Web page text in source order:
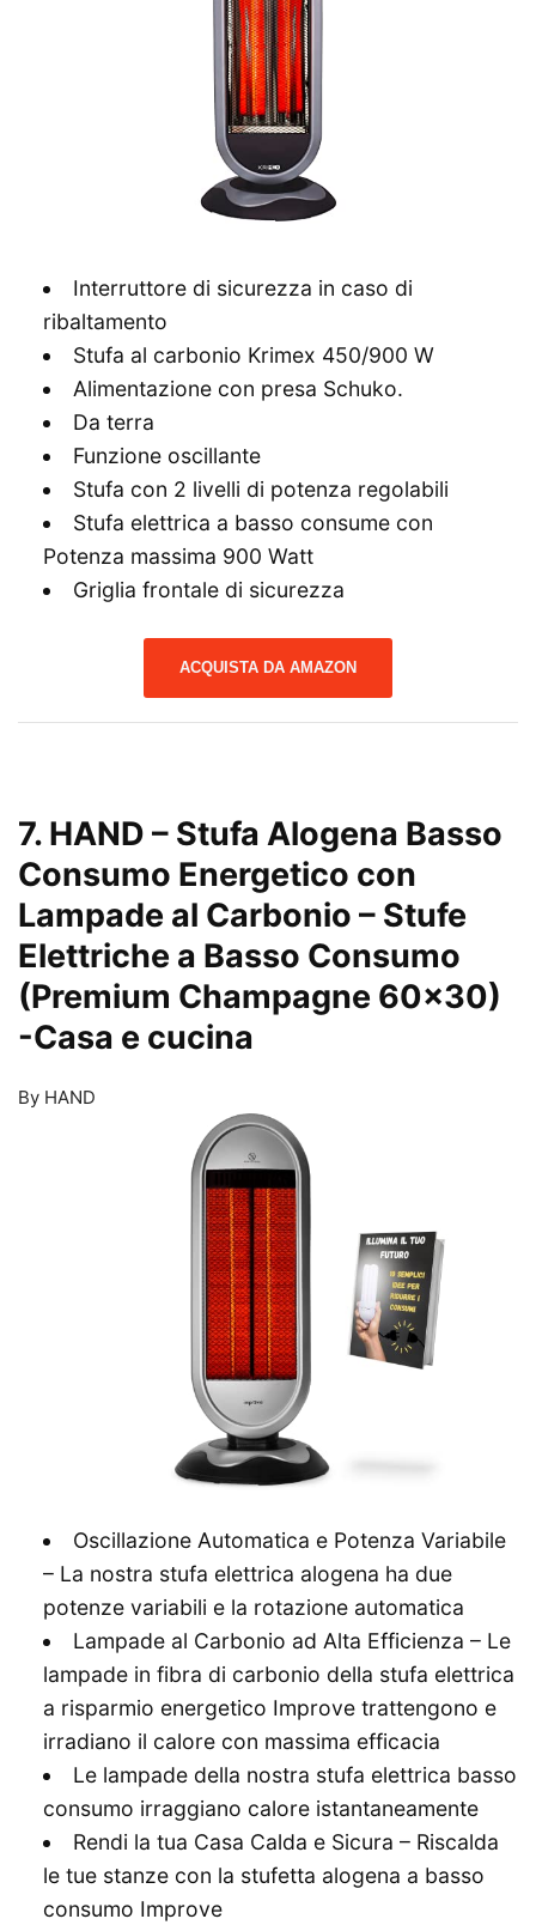
Interruttore di sicurezza in caso di
ribaltamento
Stufa al carbonio Krimex 450/900 W
Alimentazione con presa Schuko.
Da terra
Funzione oscillante
Stufa con 2 livelli di potenza regolabili
Stufa elettrica a basso consume con
Potenza massima 900 Watt
Griglia frontale di sicurezza
ACQUISTA DA AMAZON
7. HAND – Stufa Alogena Basso
Consumo Energetico con
Lampade al Carbonio – Stufe
Elettriche a Basso Consumo
(Premium Champagne 60×30)
-Casa e cucina
By HAND
Oscillazione Automatica e Potenza Variabile
– La nostra stufa elettrica alogena ha due
potenze variabili e la rotazione automatica
Lampade al Carbonio ad Alta Efficienza – Le
lampade in fibra di carbonio della stufa elettrica
a risparmio energetico Improve trattengono e
irradiano il calore con massima efficacia
Le lampade della nostra stufa elettrica basso
consumo irraggiano calore istantaneamente
Rendi la tua Casa Calda e Sicura – Riscalda
le tue stanze con la stufetta alogena a basso
consumo Improve